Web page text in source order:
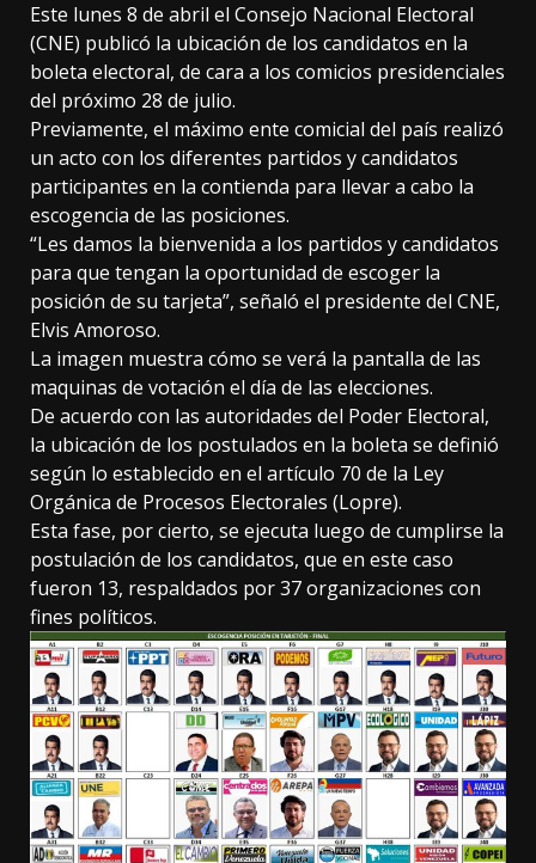
Este lunes 8 de abril el Consejo Nacional Electoral
(CNE) publicó la ubicación de los candidatos en la
boleta electoral, de cara a los comicios presidenciales
del próximo 28 de julio.
Previamente, el máximo ente comicial del país realizó
un acto con los diferentes partidos y candidatos
participantes en la contienda para llevar a cabo la
escogencia de las posiciones.
“Les damos la bienvenida a los partidos y candidatos
para que tengan la oportunidad de escoger la
posición de su tarjeta”, señaló el presidente del CNE,
Elvis Amoroso.
La imagen muestra cómo se verá la pantalla de las
maquinas de votación el día de las elecciones.
De acuerdo con las autoridades del Poder Electoral,
la ubicación de los postulados en la boleta se definió
según lo establecido en el artículo 70 de la Ley
Orgánica de Procesos Electorales (Lopre).
Esta fase, por cierto, se ejecuta luego de cumplirse la
postulación de los candidatos, que en este caso
fueron 13, respaldados por 37 organizaciones con
fines políticos.